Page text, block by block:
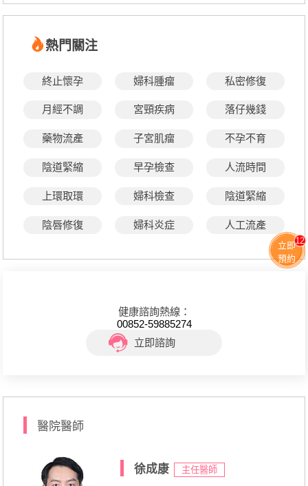
熱門關注
終止懷孕 婦科腫瘤 私密修復
月經不調 宮頸疾病 落仔幾錢
藥物流產 子宮肌瘤 不孕不育
陰道緊縮 早孕檢查 人流時間
上環取環 婦科檢查 陰道緊縮
陰唇修復 婦科炎症 人工流產
健康諮詢熱線：
00852-59885274
立即諮詢
醫院醫師
徐成康 主任醫師
立即
預約
12